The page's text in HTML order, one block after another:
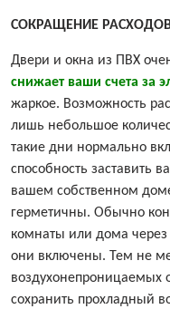
СОКРАЩЕНИЕ
Двери и окна из ПВХ
снижает ваши счета за
жаркое. Возможность
лишь небольшое
такие дни нормально
способность заставить
вашем собственном
герметичны. Обычно
комнаты или дома через
они включены. Тем не
воздухонепроницаемых
сохранить прохладный